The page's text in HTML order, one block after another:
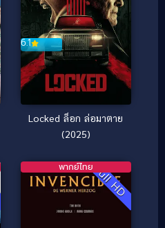
6.1
Locked ล็อก ล่อมาตาย
(2025)
Full HD
พากย์ไทย